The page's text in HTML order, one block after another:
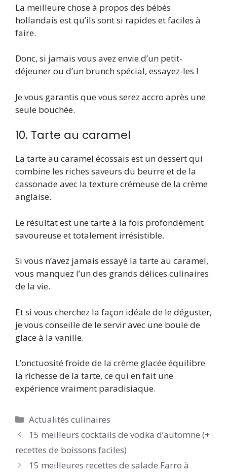
La meilleure chose à propos des bébés
hollandais est qu’ils sont si rapides et faciles à
faire.
Donc, si jamais vous avez envie d’un petit-
déjeuner ou d’un brunch spécial, essayez-les !
Je vous garantis que vous serez accro après une
seule bouchée.
10. Tarte au caramel
La tarte au caramel écossais est un dessert qui
combine les riches saveurs du beurre et de la
cassonade avec la texture crémeuse de la crème
anglaise.
Le résultat est une tarte à la fois profondément
savoureuse et totalement irrésistible.
Si vous n’avez jamais essayé la tarte au caramel,
vous manquez l’un des grands délices culinaires
de la vie.
Et si vous cherchez la façon idéale de le déguster,
je vous conseille de le servir avec une boule de
glace à la vanille.
L’onctuosité froide de la crème glacée équilibre
la richesse de la tarte, ce qui en fait une
expérience vraiment paradisiaque.
Catégories
Actualités culinaires
15 meilleurs cocktails de vodka d’automne (+
recettes de boissons faciles)
15 meilleures recettes de salade Farro à